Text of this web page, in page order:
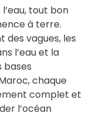
tout bon
à terre.
vagues, les
l’eau et la
bases
chaque
complet et
l’océan